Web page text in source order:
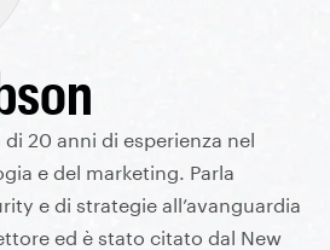
20 anni di esperienza nel
e del marketing. Parla
e di strategie all’avanguardia
ed è stato citato dal New